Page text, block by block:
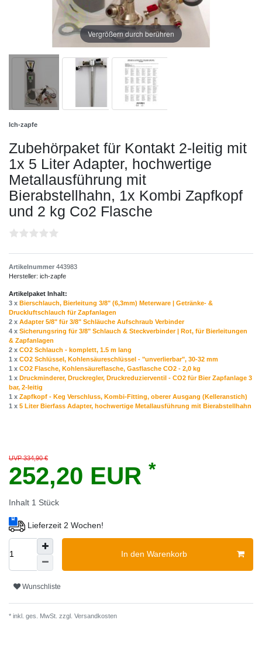
Vergrößern durch berühren
Ich-zapfe
Zubehörpaket für Kontakt 2-leitig mit
1x 5 Liter Adapter, hochwertige
Metallausführung mit
Bierabstellhahn, 1x Kombi Zapfkopf
und 2 kg Co2 Flasche
Artikelnummer 443983
Hersteller: ich-zapfe
Artikelpaket Inhalt:
3 x Bierschlauch, Bierleitung 3/8" (6,3mm) Meterware | Getränke- &
Druckluftschlauch für Zapfanlagen
2 x Adapter 5/8" für 3/8" Schläuche Aufschraub Verbinder
4 x Sicherungsring für 3/8" Schlauch & Steckverbinder | Rot, für Bierleitungen
& Zapfanlagen
2 x CO2 Schlauch - komplett, 1.5 m lang
1 x CO2 Schlüssel, Kohlensäureschlüssel - "unverlierbar", 30-32 mm
1 x CO2 Flasche, Kohlensäureflasche, Gasflasche CO2 - 2,0 kg
1 x Druckminderer, Druckregler, Druckreduzierventil - CO2 für Bier Zapfanlage 3
bar, 2-leitig
1 x Zapfkopf - Keg Verschluss, Kombi-Fitting, oberer Ausgang (Kelleranstich)
1 x 5 Liter Bierfass Adapter, hochwertige Metallausführung mit Bierabstellhahn
UVP 334,90 €
252,20 EUR *
Inhalt 1 Stück
Lieferzeit 2 Wochen!
In den Warenkorb
Wunschliste
* inkl. ges. MwSt. zzgl. Versandkosten